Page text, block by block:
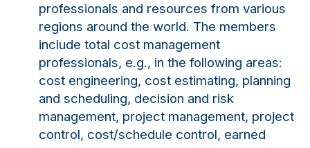
professionals and resources from various
regions around the world. The members
include total cost management
professionals, e.g., in the following areas:
cost engineering, cost estimating, planning
and scheduling, decision and risk
management, project management, project
control, cost/schedule control, earned